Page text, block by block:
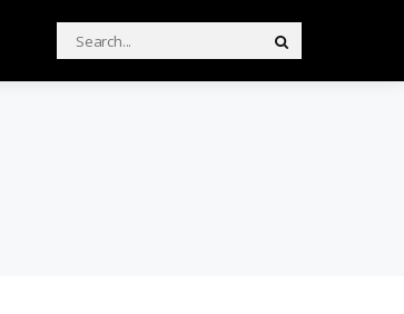
Search
for: